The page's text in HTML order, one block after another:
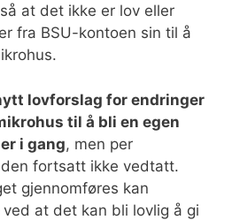
at det ikke er lov eller
fra BSU-kontoen sin til å
lovforslag for endringer
til å bli en egen
i gang, men per
fortsatt ikke vedtatt.
gjennomføres kan
at det kan bli lovlig å gi